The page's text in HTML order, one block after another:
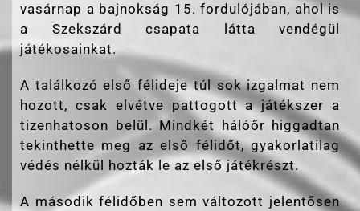
vasárnap a bajnokság 15. fordulójában, ahol is
a Szekszárd csapata látta vendégül
játékosainkat.
A találkozó első félideje túl sok izgalmat nem
hozott, csak elvétve pattogott a játékszer a
tizenhatoson belül. Mindkét hálóőr higgadtan
tekinthette meg az első félidőt, gyakorlatilag
védés nélkül hozták le az első játékrészt.
A második félidőben sem változott jelentősen